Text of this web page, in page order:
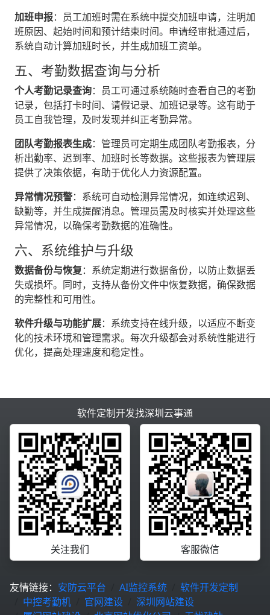
加班申报‌：员工加班时需在系统中提交加班申请，注明加
班原因、起始时间和预计结束时间。申请经审批通过后，
系统自动计算加班时长，并生成加班工资单。
五、考勤数据查询与分析
个人考勤记录查询‌：员工可通过系统随时查看自己的考勤
记录，包括打卡时间、请假记录、加班记录等。这有助于
员工自我管理，及时发现并纠正考勤异常。
团队考勤报表生成‌：管理员可定期生成团队考勤报表，分
析出勤率、迟到率、加班时长等数据。这些报表为管理层
提供了决策依据，有助于优化人力资源配置。
异常情况预警‌：系统可自动检测异常情况，如连续迟到、
缺勤等，并生成提醒消息。管理员需及时核实并处理这些
异常情况，以确保考勤数据的准确性。
六、系统维护与升级
数据备份与恢复‌：系统定期进行数据备份，以防止数据丢
失或损坏。同时，支持从备份文件中恢复数据，确保数据
的完整性和可用性。
软件升级与功能扩展‌：系统支持在线升级，以适应不断变
化的技术环境和管理需求。每次升级都会对系统性能进行
优化，提高处理速度和稳定性。
软件定制开发找深圳云事通
关注我们 客服微信
友情链接： 安防云平台 AI监控系统
软件开发定制
中控考勤机
官网建设
深圳网站建设